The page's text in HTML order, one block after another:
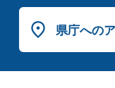
県庁への